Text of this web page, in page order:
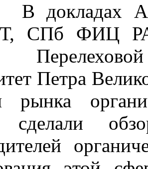
СПб ФИЦ
Петра
рынка
сделали